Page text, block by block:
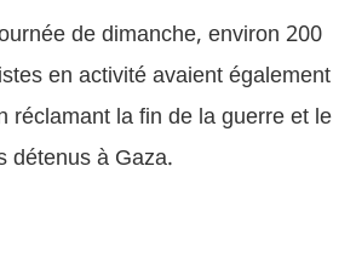
de dimanche, environ 200
en activité avaient également
réclamant la fin de la guerre et le
détenus à Gaza.